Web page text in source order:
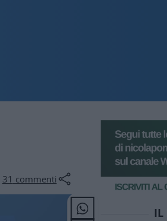
31 commenti
IL